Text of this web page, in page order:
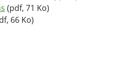
(pdf, 71 Ko)
66 Ko)